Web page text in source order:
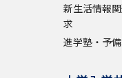
新生活情報
求
進学塾・予